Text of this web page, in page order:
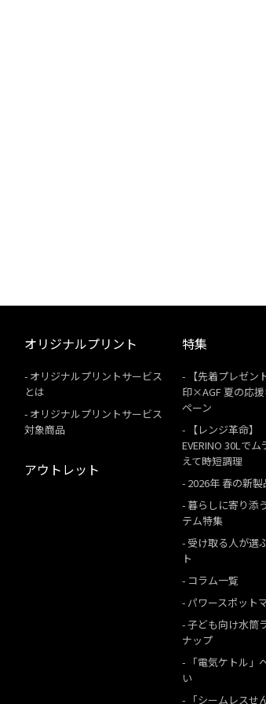
オリジナルプリント
オリジナルプリントサービス
とは
オリジナルプリントサービス
対象商品
アウトレット
特集
【先着プレゼン
印×AGF 夏の応
ペーン
【レンジ革命】
EVERINO 30Lでム
えて時短調理
2026年 春の新製
暮らしに寄り添
テム特集
受け取る人が選
ト
コラム一覧
パワースポット
子ども向け水筒
ナップ
「電気ケトル」
い
「シームレスせ